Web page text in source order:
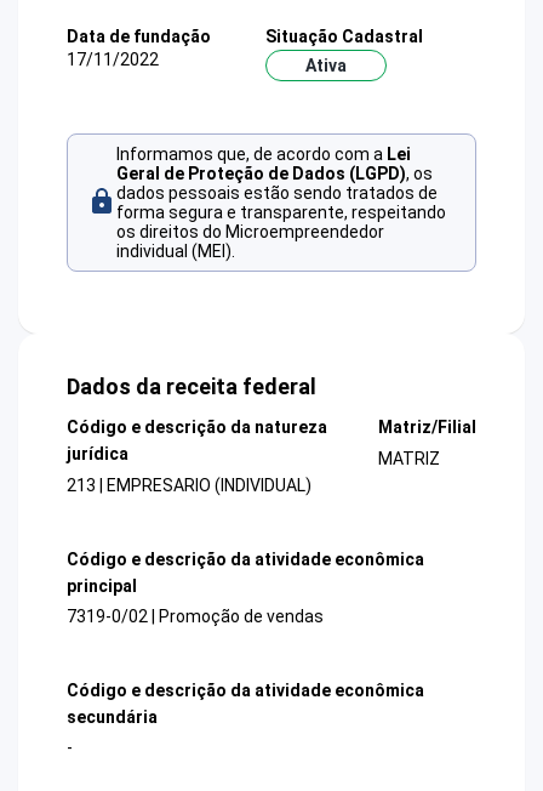
Data de fundação
17/11/2022
Situação Cadastral
Ativa
Informamos que, de acordo com a Lei
Geral de Proteção de Dados (LGPD), os
dados pessoais estão sendo tratados de
forma segura e transparente, respeitando
os direitos do Microempreendedor
individual (MEI).
Dados da receita federal
Código e descrição da natureza
jurídica
213 | EMPRESARIO (INDIVIDUAL)
Matriz/Filial
MATRIZ
Código e descrição da atividade econômica
principal
7319-0/02 | Promoção de vendas
Código e descrição da atividade econômica
secundária
-